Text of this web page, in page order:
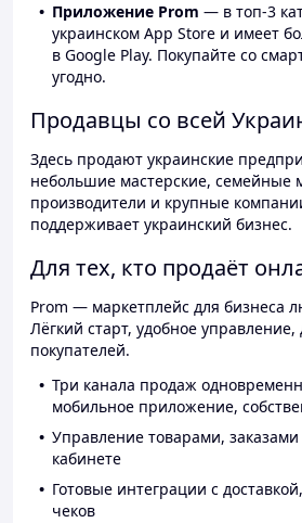
Приложение Prom — в топ-3
украинском App Store и имеет
в Google Play. Покупайте со
угодно.
Продавцы со всей
Здесь продают украинские
небольшие мастерские, семейные
производители и крупные
поддерживает украинский бизнес.
Для тех, кто продаёт
Prom — маркетплейс для бизнеса
Лёгкий старт, удобное
покупателей.
Три канала продаж
мобильное приложение,
Управление товарами,
кабинете
Готовые интеграции с
чеков